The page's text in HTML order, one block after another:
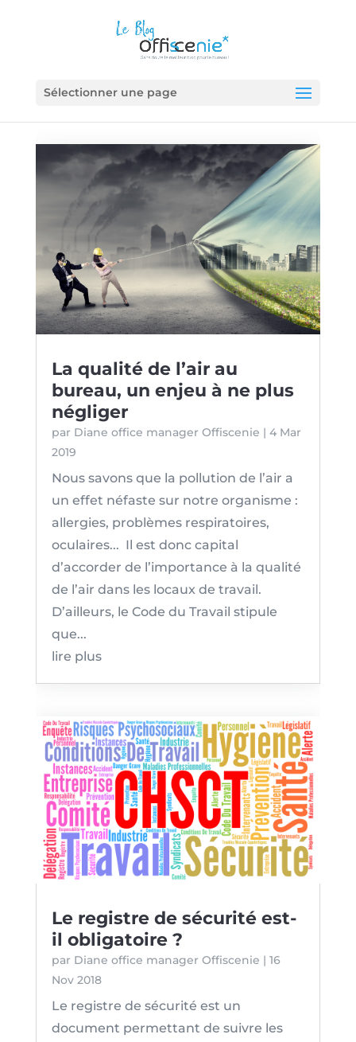
Sélectionner une page
La qualité de l’air au
bureau, un enjeu à ne plus
négliger
par Diane office manager Offiscenie | 4 Mar
2019
Nous savons que la pollution de l’air a
un effet néfaste sur notre organisme :
allergies, problèmes respiratoires,
oculaires... Il est donc capital
d’accorder de l’importance à la qualité
de l’air dans les locaux de travail.
D’ailleurs, le Code du Travail stipule
que...
lire plus
Le registre de sécurité est-
il obligatoire ?
par Diane office manager Offiscenie | 16
Nov 2018
Le registre de sécurité est un
document permettant de suivre les